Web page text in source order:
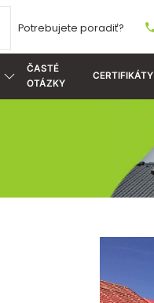
Potrebujete poradiť?
ČASTÉ
OTÁZKY
CERTIFIKÁTY